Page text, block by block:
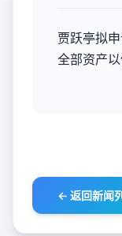
贾跃亭拟
全部资产
← 返回新闻